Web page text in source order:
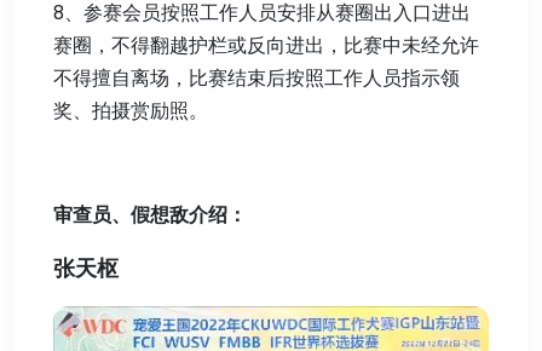
8、参赛会员按照工作人员安排从赛圈出入口进出
赛圈，不得翻越护栏或反向进出，比赛中未经允许
不得擅自离场，比赛结束后按照工作人员指示领
奖、拍摄赏励照。
审查员、假想敌介绍：
张天枢